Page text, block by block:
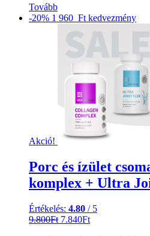
Tovább
-20% 1 960 Ft kedvezmény
Akció!
Porc és ízület
komplex + Ultra
Értékelés: 4.80 / 5
9.800Ft Original
7.840FtCurrent